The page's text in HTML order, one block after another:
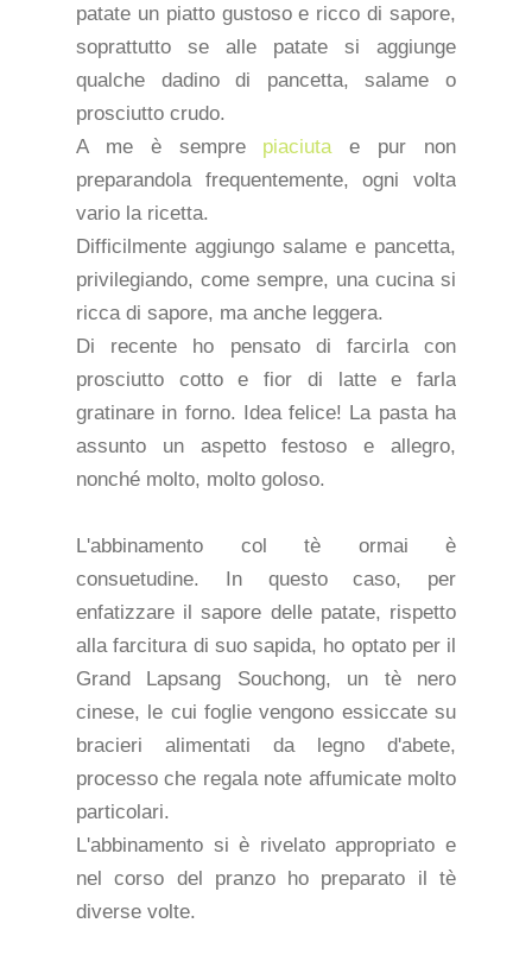
patate un piatto gustoso e ricco di sapore,
soprattutto se alle patate si aggiunge
qualche dadino di pancetta, salame o
prosciutto crudo.
A me è sempre piaciuta e pur non
preparandola frequentemente, ogni volta
vario la ricetta.
Difficilmente aggiungo salame e pancetta,
privilegiando, come sempre, una cucina si
ricca di sapore, ma anche leggera.
Di recente ho pensato di farcirla con
prosciutto cotto e fior di latte e farla
gratinare in forno. Idea felice! La pasta ha
assunto un aspetto festoso e allegro,
nonché molto, molto goloso.
L'abbinamento col tè ormai è
consuetudine. In questo caso, per
enfatizzare il sapore delle patate, rispetto
alla farcitura di suo sapida, ho optato per il
Grand Lapsang Souchong, un tè nero
cinese, le cui foglie vengono essiccate su
bracieri alimentati da legno d'abete,
processo che regala note affumicate molto
particolari.
L'abbinamento si è rivelato appropriato e
nel corso del pranzo ho preparato il tè
diverse volte.